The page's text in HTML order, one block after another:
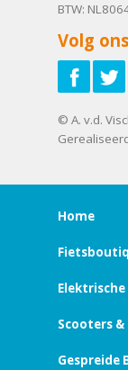
BTW:
Volg ons
© A. v.d.
Home
Scooters
Gespreide